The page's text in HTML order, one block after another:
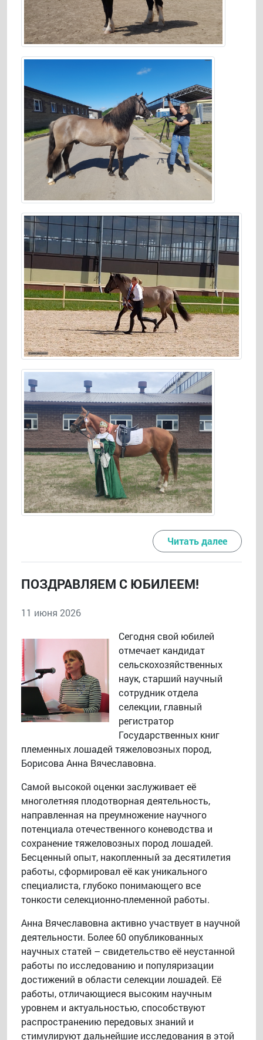
Читать далее
ПОЗДРАВЛЯЕМ С ЮБИЛЕЕМ!
11 июня 2026
Сегодня свой юбилей
отмечает кандидат
сельскохозяйственных
наук, старший научный
сотрудник отдела
селекции, главный
регистратор
Государственных книг
племенных лошадей тяжеловозных пород,
Борисова Анна Вячеславовна.
Самой высокой оценки заслуживает её
многолетняя плодотворная деятельность,
направленная на преумножение научного
потенциала отечественного коневодства и
сохранение тяжеловозных пород лошадей.
Бесценный опыт, накопленный за десятилетия
работы, сформировал её как уникального
специалиста, глубоко понимающего все
тонкости селекционно-племенной работы.
Анна Вячеславовна активно участвует в научной
деятельности. Более 60 опубликованных
научных статей – свидетельство её неустанной
работы по исследованию и популяризации
достижений в области селекции лошадей. Её
работы, отличающиеся высоким научным
уровнем и актуальностью, способствуют
распространению передовых знаний и
стимулируют дальнейшие исследования в этой